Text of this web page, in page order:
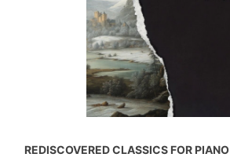
REDISCOVERED CLASSICS FOR PIANO